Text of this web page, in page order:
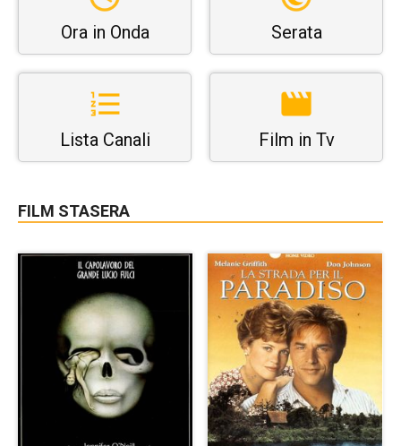
Ora in Onda Serata
Lista Canali Film in Tv
FILM STASERA